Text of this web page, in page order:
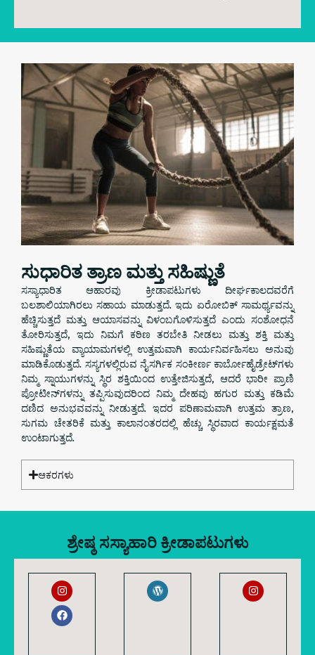
ಸುಧಾರಿತ ತ್ರಾಣ ಮತ್ತು ಸಹಿಷ್ಣುತೆ
ಸಸ್ಯಾಧಾರಿತ ಆಹಾರವು ಕ್ರೀಡಾಪಟುಗಳು ದೀರ್ಘಕಾಲದವರೆಗೆ
ಬಲಶಾಲಿಯಾಗಿರಲು ಸಹಾಯ ಮಾಡುತ್ತದೆ. ಇದು ಏರೋಬಿಕ್ ಸಾಮರ್ಥ್ಯವನ್ನು
ಹೆಚ್ಚಿಸುತ್ತದೆ ಮತ್ತು ಆಯಾಸವನ್ನು ವಿಳಂಬಗೊಳಿಸುತ್ತದೆ ಎಂದು ಸಂಶೋಧನೆ
ತೋರಿಸುತ್ತದೆ, ಇದು ನಿಮಗೆ ಕಠಿಣ ತರಬೇತಿ ನೀಡಲು ಮತ್ತು ಶಕ್ತಿ ಮತ್ತು
ಸಹಿಷ್ಣುತೆಯ ವ್ಯಾಯಾಮಗಳಲ್ಲಿ ಉತ್ತಮವಾಗಿ ಕಾರ್ಯನಿರ್ವಹಿಸಲು ಅನುವು
ಮಾಡಿಕೊಡುತ್ತದೆ. ಸಸ್ಯಗಳಲ್ಲಿರುವ ನೈಸರ್ಗಿಕ ಸಂಕೀರ್ಣ ಕಾರ್ಬೋಹೈಡ್ರೇಟ್‌ಗಳು
ನಿಮ್ಮ ಸ್ನಾಯುಗಳನ್ನು ಸ್ಥಿರ ಶಕ್ತಿಯಿಂದ ಉತ್ತೇಜಿಸುತ್ತದೆ, ಆದರೆ ಭಾರೀ ಪ್ರಾಣಿ
ಪ್ರೋಟೀನ್‌ಗಳನ್ನು ತಪ್ಪಿಸುವುದರಿಂದ ನಿಮ್ಮ ದೇಹವು ಹಗುರ ಮತ್ತು ಕಡಿಮೆ
ದಣಿದ ಅನುಭವವನ್ನು ನೀಡುತ್ತದೆ. ಇದರ ಪರಿಣಾಮವಾಗಿ ಉತ್ತಮ ತ್ರಾಣ,
ಸುಗಮ ಚೇತರಿಕೆ ಮತ್ತು ಕಾಲಾನಂತರದಲ್ಲಿ ಹೆಚ್ಚು ಸ್ಥಿರವಾದ ಕಾರ್ಯಕ್ಷಮತೆ
ಉಂಟಾಗುತ್ತದೆ.
ಆಕರಗಳು
ಶ್ರೇಷ್ಠ ಸಸ್ಯಾಹಾರಿ ಕ್ರೀಡಾಪಟುಗಳು